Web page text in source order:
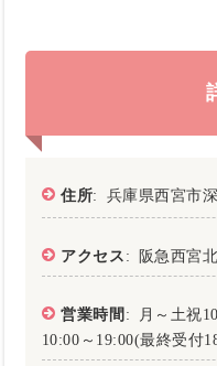
住所: 兵庫県西宮市
アクセス : 阪急西宮
営業時間 : 月～土祝
10:00～19:00(最終受付